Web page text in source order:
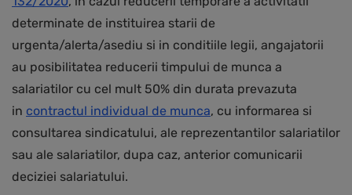
determinate de instituirea starii de
urgenta/alerta/asediu si in conditiile legii, angajatorii
au posibilitatea reducerii timpului de munca a
salariatilor cu cel mult 50% din durata prevazuta
in contractul individual de munca, cu informarea si
consultarea sindicatului, ale reprezentantilor salariatilor
sau ale salariatilor, dupa caz, anterior comunicarii
deciziei salariatului.